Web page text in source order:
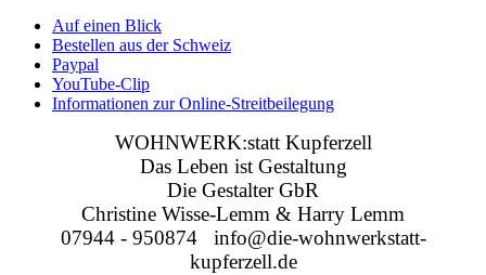
Auf einen Blick
Bestellen aus der Schweiz
Paypal
YouTube-Clip
Informationen zur Online-Streitbeilegung
WOHNWERK:statt Kupferzell
Das Leben ist Gestaltung
Die Gestalter GbR
Christine Wisse-Lemm & Harry Lemm
07944 - 950874 info@die-wohnwerkstatt-
kupferzell.de